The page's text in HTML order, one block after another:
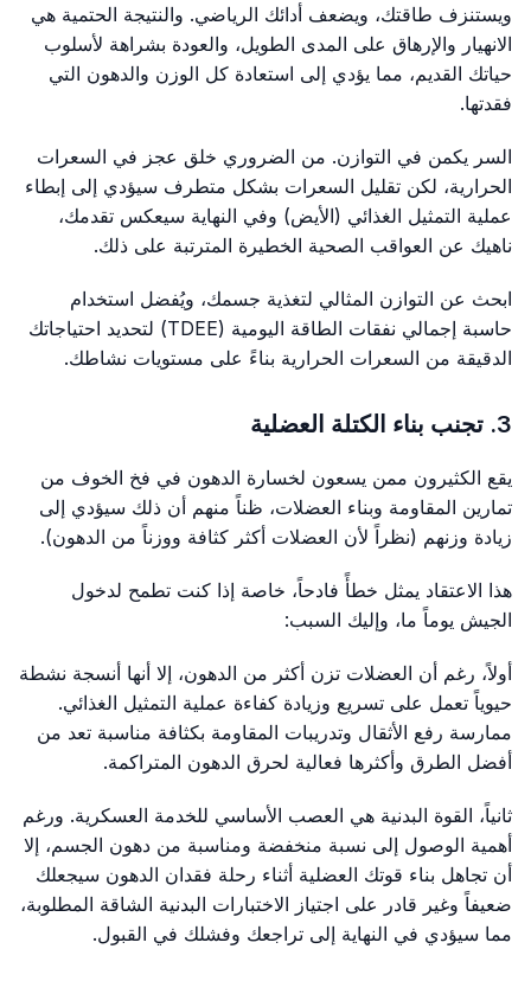
ويستنزف طاقتك، ويضعف أدائك الرياضي. والنتيجة الحتمية هي
الانهيار والإرهاق على المدى الطويل، والعودة بشراهة لأسلوب
حياتك القديم، مما يؤدي إلى استعادة كل الوزن والدهون التي
فقدتها.
السر يكمن في التوازن. من الضروري خلق عجز في السعرات
الحرارية، لكن تقليل السعرات بشكل متطرف سيؤدي إلى إبطاء
عملية التمثيل الغذائي (الأيض) وفي النهاية سيعكس تقدمك،
ناهيك عن العواقب الصحية الخطيرة المترتبة على ذلك.
ابحث عن التوازن المثالي لتغذية جسمك، ويُفضل استخدام
حاسبة إجمالي نفقات الطاقة اليومية (TDEE) لتحديد احتياجاتك
الدقيقة من السعرات الحرارية بناءً على مستويات نشاطك.
3. تجنب بناء الكتلة العضلية
يقع الكثيرون ممن يسعون لخسارة الدهون في فخ الخوف من
تمارين المقاومة وبناء العضلات، ظناً منهم أن ذلك سيؤدي إلى
زيادة وزنهم (نظراً لأن العضلات أكثر كثافة ووزناً من الدهون).
هذا الاعتقاد يمثل خطأً فادحاً، خاصة إذا كنت تطمح لدخول
الجيش يوماً ما، وإليك السبب:
أولاً، رغم أن العضلات تزن أكثر من الدهون، إلا أنها أنسجة نشطة
حيوياً تعمل على تسريع وزيادة كفاءة عملية التمثيل الغذائي.
ممارسة رفع الأثقال وتدريبات المقاومة بكثافة مناسبة تعد من
أفضل الطرق وأكثرها فعالية لحرق الدهون المتراكمة.
ثانياً، القوة البدنية هي العصب الأساسي للخدمة العسكرية. ورغم
أهمية الوصول إلى نسبة منخفضة ومناسبة من دهون الجسم، إلا
أن تجاهل بناء قوتك العضلية أثناء رحلة فقدان الدهون سيجعلك
ضعيفاً وغير قادر على اجتياز الاختبارات البدنية الشاقة المطلوبة،
مما سيؤدي في النهاية إلى تراجعك وفشلك في القبول.